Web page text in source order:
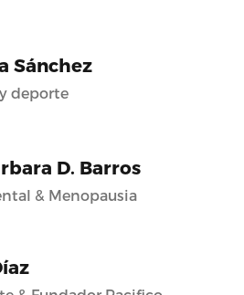
Sánchez
deporte
D. Barros
& Menopausia